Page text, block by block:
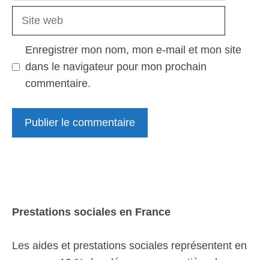
Site
Enregistrer mon nom, mon e-mail et mon site
dans le navigateur pour mon prochain
commentaire.
Prestations sociales en France
Les aides et prestations sociales représentent en